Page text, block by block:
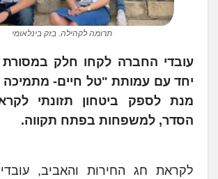
תרומה לקהילה. בזק בינלאומי
עובדי החברה לקחו חלק
יחד עם עמותת "טל חיים-
מנת לספק ביטחון תזונתי
הסדר, למשפחות בפתח תקווה.